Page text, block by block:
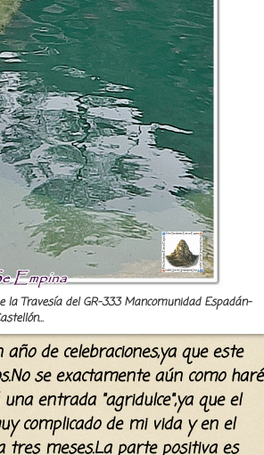
la Travesía del GR-333 Mancomunidad Espadán-
de celebraciones,ya que este
se exactamente aún como haré
una entrada "agridulce",ya que el
complicado de mi vida y en el
tres meses.La parte positiva es